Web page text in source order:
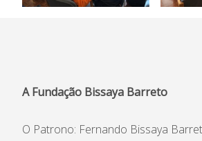
A Fundação Bissaya Barreto
O Patrono: Fernando Bissaya